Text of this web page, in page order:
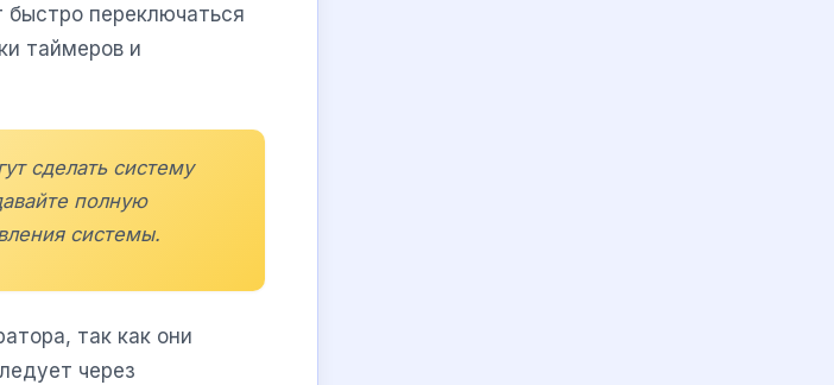
быстро переключаться
таймеров и
сделать систему
полную
системы.
так как они
через